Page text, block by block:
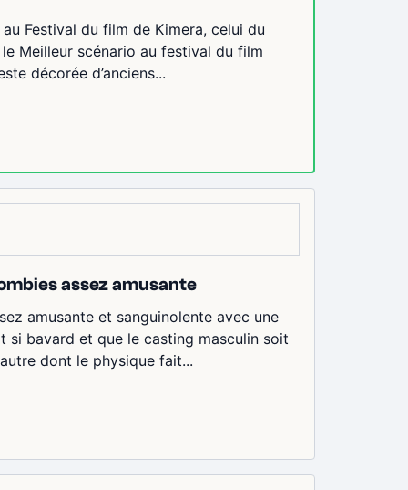
Festival du film de Kimera, celui du
Meilleur scénario au festival du film
décorée d’anciens...
assez amusante
amusante et sanguinolente avec une
si bavard et que le casting masculin soit
dont le physique fait...